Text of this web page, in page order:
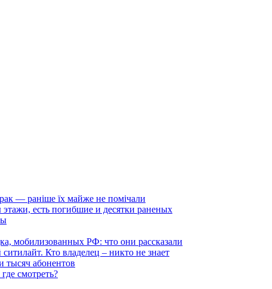
— раніше їх майже не помічали
есть погибшие и десятки раненых
мобилизованных РФ: что они рассказали
Кто владелец – никто не знает
тысяч абонентов
смотреть?